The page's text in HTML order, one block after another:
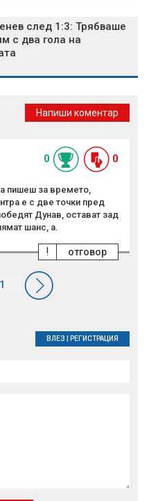
след 1:3: Трябваше
с два гола на
Напиши коментар
0 0
пишеш за времето,
е с две точки пред
Дунав, остават зад
шанс, а.
отговор
!
ВЛЕЗ РЕГИСТРАЦИЯ